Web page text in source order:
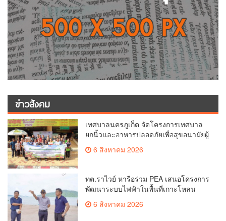
ข่าวสังคม
เทศบาลนครภูเก็ต จัดโครงการเทศบาล
ยกนิ้วและอาหารปลอดภัยเพื่อสุขอนามัยผู้
บริโภค
6 สิงหาคม 2026
ทต.ราไวย์ หารือร่วม PEA เสนอโครงการ
พัฒนาระบบไฟฟ้าในพื้นที่เกาะโหลน
6 สิงหาคม 2026